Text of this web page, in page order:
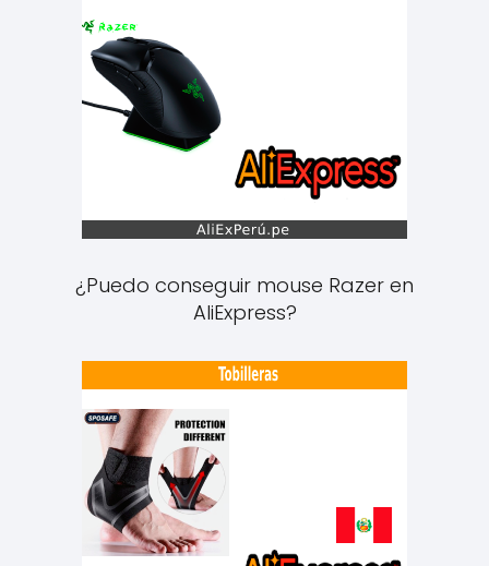
¿Puedo conseguir mouse Razer en
AliExpress?